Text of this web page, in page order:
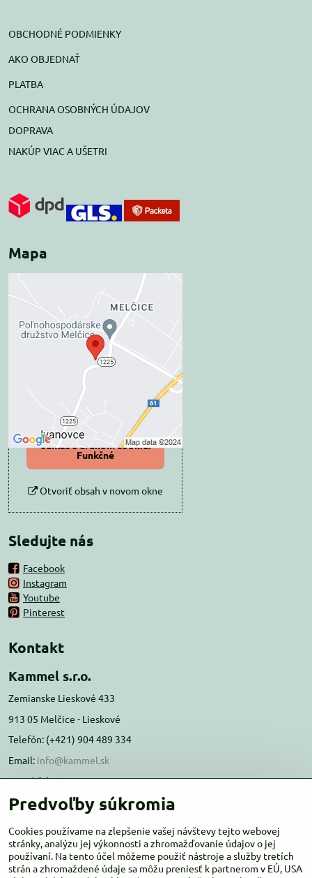
OBCHODNÉ PODMIENKY
AKO OBJEDNAŤ
PLATBA
OCHRANA OSOBNÝCH ÚDAJOV
DOPRAVA
NAKÚP VIAC A UŠETRI
Mapa
Externý obsah je
blokovaný Voľbami
súkromia
Prajete si načítať externý obsah?
Povoliť tentokrát
Povoliť a zapamätať -
súhlas s druhom cookie:
Funkčné
Otvoriť obsah v novom okne
Sledujte nás
Facebook
Instagram
Youtube
Pinterest
Kontakt
Kammel s.r.o.
Zemianske Lieskové 433
913 05 Melčice - Lieskové
Telefón: (+421) 904 489 334
Email: info@kammel.sk
Prevádzka:
Administratívna budova PD Melčice
Otváracie hodiny:PO-ŠT 8:00 - 16:00
PIA-NE Zatvorené
Predvoľby súkromia
Cookies používame na zlepšenie vašej návštevy tejto webovej
stránky, analýzu jej výkonnosti a zhromažďovanie údajov o jej
používaní. Na tento účel môžeme použiť nástroje a služby tretích
strán a zhromaždené údaje sa môžu preniesť k partnerom v EÚ, USA